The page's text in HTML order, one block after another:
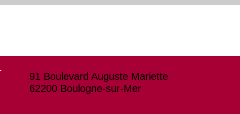
91 Boulevard Auguste Mariette
62200 Boulogne-sur-Mer